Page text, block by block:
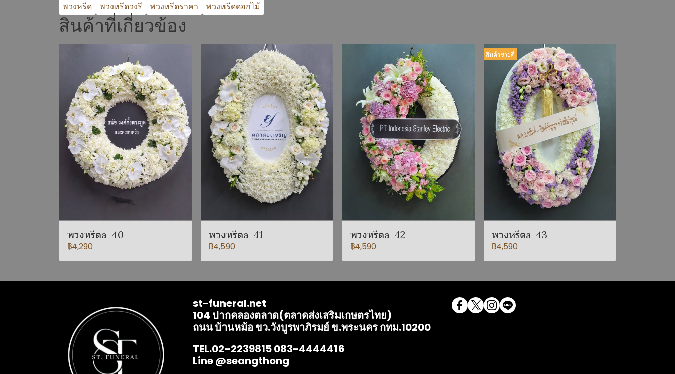
พวงหรีด พวงหรีดวงรี พวงหรีดราคา พวงหรีดดอกไม้
สินค้าที่เกี่ยวข้อง
พวงหรีดa-40
฿4,290
พวงหรีดa-41
฿4,590
พวงหรีดa-42
฿4,590
สินค้าขายดี
พวงหรีดa-43
฿4,590
st-funeral.net
104 ปากคลองตลาด(ตลาดส่งเสริมเกษตรไทย)
ถนน บ้านหม้อ ขว.วังบูรพาภิรมย์ ข.พระนคร กทม.10200
TEL.02-2239815 083-4444416
Line @seangthong